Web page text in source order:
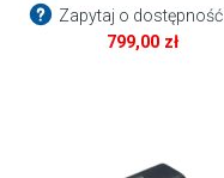
Zapytaj o dostępność
799,00 zł